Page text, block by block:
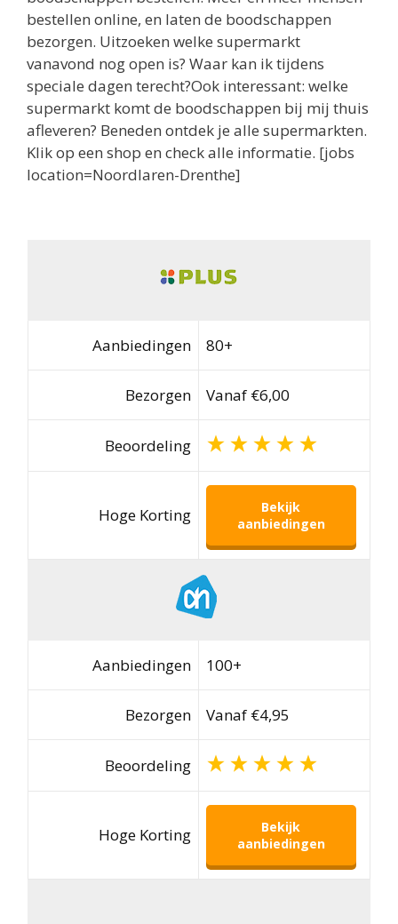
bestellen online, en laten de boodschappen
bezorgen. Uitzoeken welke supermarkt
vanavond nog open is? Waar kan ik tijdens
speciale dagen terecht?Ook interessant: welke
supermarkt komt de boodschappen bij mij thuis
afleveren? Beneden ontdek je alle supermarkten.
Klik op een shop en check alle informatie. [jobs
location=Noordlaren-Drenthe]
Aanbiedingen 80+
Bezorgen Vanaf €6,00
Beoordeling
Hoge Korting
Bekijk
aanbiedingen
Aanbiedingen 100+
Bezorgen Vanaf €4,95
Beoordeling
Hoge Korting
Bekijk
aanbiedingen